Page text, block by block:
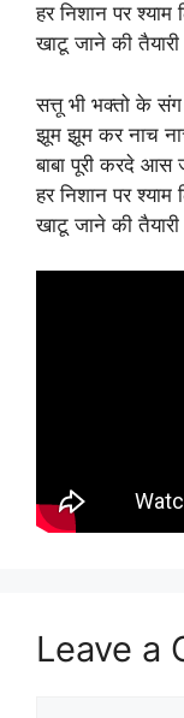
हर निशान पर श्याम
खाटू जाने की
सत्तू भी भक्तो के
झूम झूम कर नाच
बाबा पूरी करदे
हर निशान पर श्याम
खाटू जाने की
Leave a